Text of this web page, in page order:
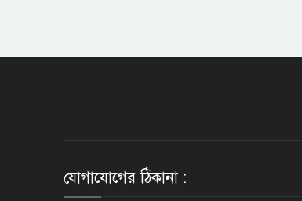
যোগাযোগের ঠিকানা :